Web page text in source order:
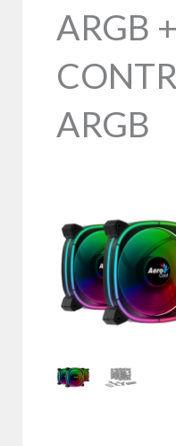
ARGB +
ARGB